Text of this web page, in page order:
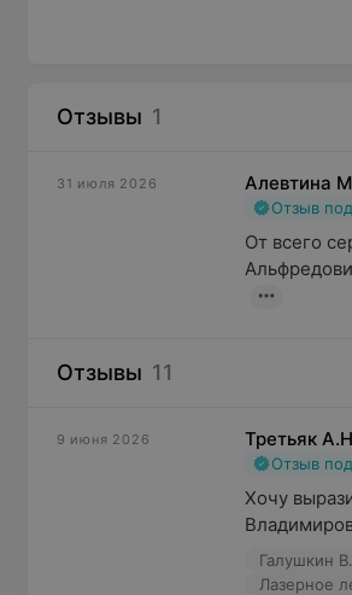
Отзывы 1
31 июля 2026 Алевтина
Отзыв
От всего
Отзывы 11
9 июня 2026 Третьяк
Отзыв
Хочу
Галушкин
Лазерное